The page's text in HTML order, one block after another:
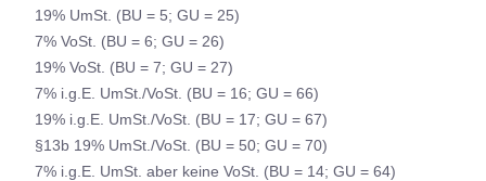
19% UmSt. (BU = 5; GU = 25)
7% VoSt. (BU = 6; GU = 26)
19% VoSt. (BU = 7; GU = 27)
7% i.g.E. UmSt./VoSt. (BU = 16; GU = 66)
19% i.g.E. UmSt./VoSt. (BU = 17; GU = 67)
§13b 19% UmSt./VoSt. (BU = 50; GU = 70)
7% i.g.E. UmSt. aber keine VoSt. (BU = 14; GU = 64)